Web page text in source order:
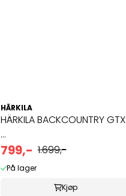
HÄRKILA
HÄRKILA BACKCOUNTRY GTX
...
799,- 1.699,-
På lager
Kjøp